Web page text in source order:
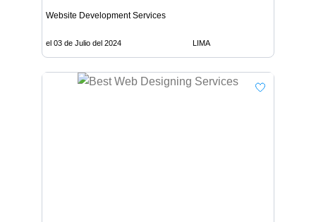
Website Development Services
el 03 de Julio del 2024 LIMA